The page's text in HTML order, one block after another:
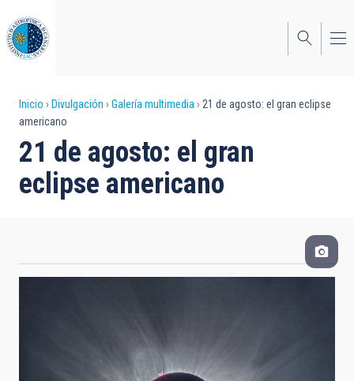
al
contenido
principal
Sobrescribir
enlaces
de
ayuda
navegación
Inicio Divulgación Galería multimedia
21 de agosto: el gran eclipse
americano
21 de agosto: el gran
eclipse americano